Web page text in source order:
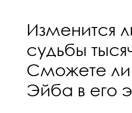
Изменится
судьбы
Сможете ли
Эйба в его